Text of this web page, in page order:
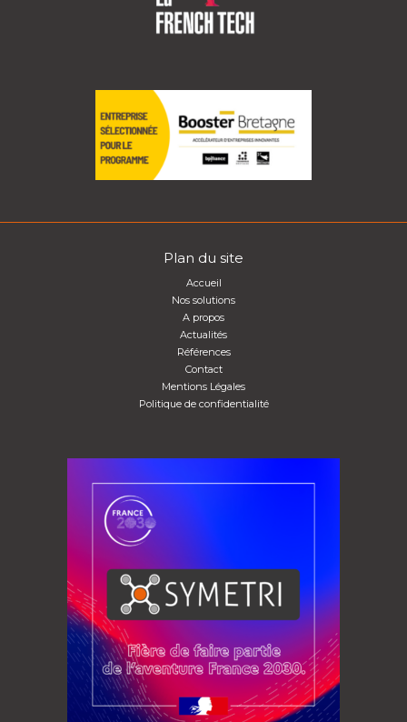
Plan du site
Accueil
Nos solutions
A propos
Actualités
Références
Contact
Mentions Légales
Politique de confidentialité